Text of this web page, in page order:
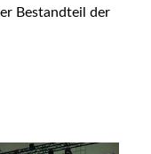
Bestandteil der